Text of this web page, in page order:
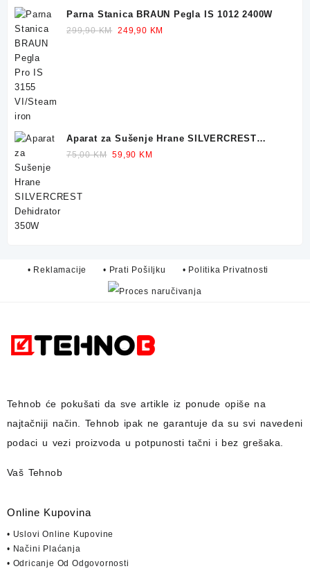
Parna Stanica BRAUN Pegla IS 1012 2400W
299,90KM Original
249,90 KM
Aparat za Sušenje Hrane SILVERCREST
Dehidrator 350W
75,00KM Original
59,90 KM
• Reklamacije • Prati Pošiljku • Politika Privatnosti
Tehnob će pokušati da sve artikle iz ponude opiše na
najtačniji način. Tehnob ipak ne garantuje da su svi navedeni
podaci u vezi proizvoda u potpunosti tačni i bez grešaka.
Vaš Tehnob
Online Kupovina
• Uslovi Online Kupovine
• Načini Plaćanja
• Odricanje Od Odgovornosti